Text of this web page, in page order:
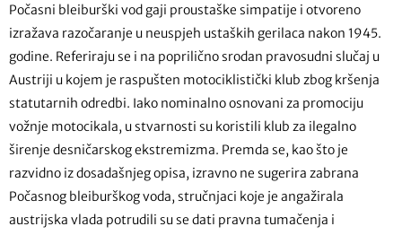
Počasni bleiburški vod gaji proustaške simpatije i otvoreno
izražava razočaranje u neuspjeh ustaških gerilaca nakon 1945.
godine. Referiraju se i na poprilično srodan pravosudni slučaj u
Austriji u kojem je raspušten motociklistički klub zbog kršenja
statutarnih odredbi. Iako nominalno osnovani za promociju
vožnje motocikala, u stvarnosti su koristili klub za ilegalno
širenje desničarskog ekstremizma. Premda se, kao što je
razvidno iz dosadašnjeg opisa, izravno ne sugerira zabrana
Počasnog bleiburškog voda, stručnjaci koje je angažirala
austrijska vlada potrudili su se dati pravna tumačenja i